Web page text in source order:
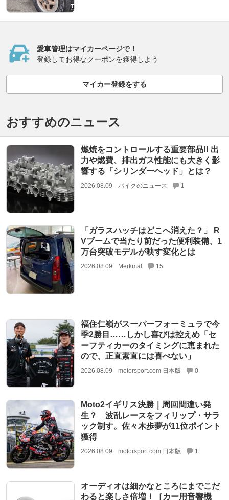
愛車管理はマイカーページで！
登録してお得なクーポンを獲得しよう
マイカー登録をする
おすすめのニュース
燃焼をコントロールする重要部品!! 出
力や燃費、排出ガス性能にも大きく影
響する「シリンダーヘッド」とは？
2026.08.09 バイクのニュース 1
「ガラスハッチはどこへ消えた？」 R
Vブームで当たり前だった便利装備、1
万台突破モデルが映す変化とは
2026.08.09 Merkmal 15
福住仁嶺がスーパーフォーミュラで今
季2勝目……しかし喜びは控えめ「セ
ーフティカーのタイミングに恵まれた
ので、正直素直には喜べない」
2026.08.09 motorsport.com 日本版 0
Moto2イギリス決勝｜周回間違い発
生？ 波乱レースをフィリップ・サラ
ック制す。佐々木歩夢が11位ポイント
獲得
2026.08.09 motorsport.com 日本版 1
オーディオは細かなところにまでこだ
わると楽しさ倍増！［カー用音響機